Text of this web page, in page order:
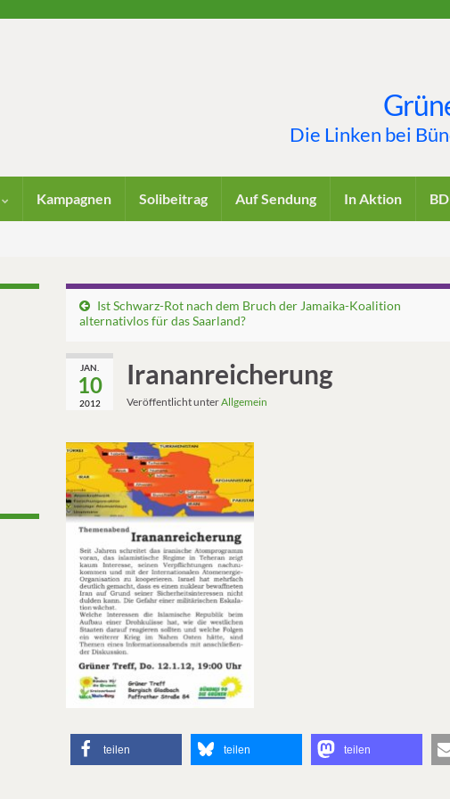
Die Linken bei
Kampagnen Solibeitrag Auf Sendung In Aktion
Ist Schwarz-Rot nach dem Bruch der Jamaika-Koalition
alternativlos für das Saarland?
JAN.
10
2012
Irananreicherung
Veröffentlicht unterAllgemein
teilen teilen teilen